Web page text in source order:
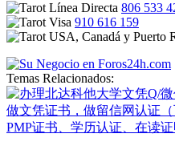
806 533
910 616 159
Temas Relacionados: